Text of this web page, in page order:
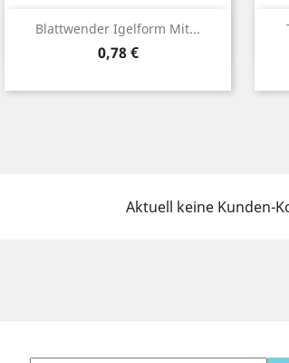
Blattwender Igelform Mit...
Preis
0,78 €
Vorschau
Aktuell keine Kunden-